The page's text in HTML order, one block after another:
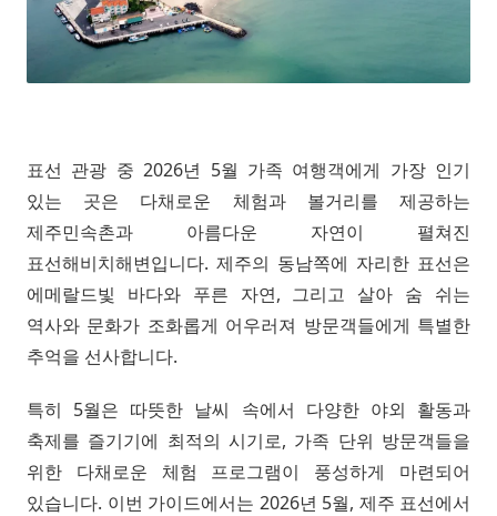
표선 관광 중 2026년 5월 가족 여행객에게 가장 인기
있는 곳은 다채로운 체험과 볼거리를 제공하는
제주민속촌과 아름다운 자연이 펼쳐진
표선해비치해변입니다. 제주의 동남쪽에 자리한 표선은
에메랄드빛 바다와 푸른 자연, 그리고 살아 숨 쉬는
역사와 문화가 조화롭게 어우러져 방문객들에게 특별한
추억을 선사합니다.
특히 5월은 따뜻한 날씨 속에서 다양한 야외 활동과
축제를 즐기기에 최적의 시기로, 가족 단위 방문객들을
위한 다채로운 체험 프로그램이 풍성하게 마련되어
있습니다. 이번 가이드에서는 2026년 5월, 제주 표선에서